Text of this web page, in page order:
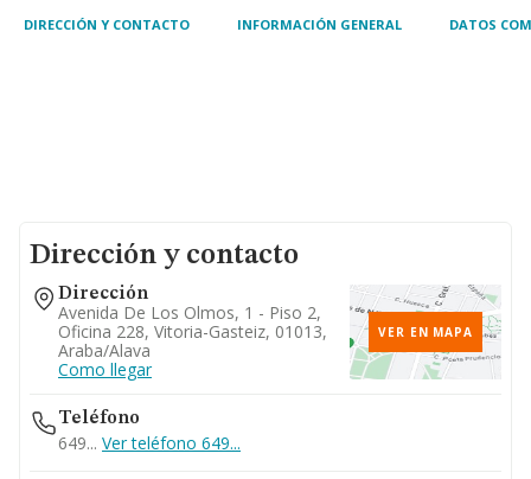
DIRECCIÓN Y CONTACTO INFORMACIÓN GENERAL DATOS
Dirección y contacto
Dirección
Avenida De Los Olmos, 1 - Piso 2,
Oficina 228, Vitoria-Gasteiz, 01013,
Araba/alava
Como llegar
VER EN MAPA
Teléfono
649... Ver teléfono 649...